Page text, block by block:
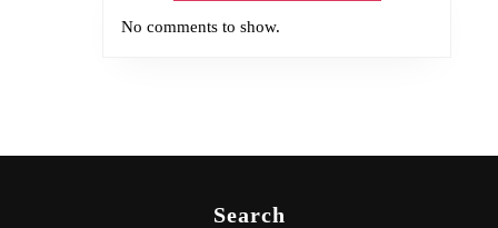
No comments to show.
Search